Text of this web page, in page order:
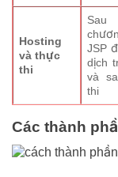
Hosting
và thực
thi
Sau
JSP
dịch
và
thi
Các thành